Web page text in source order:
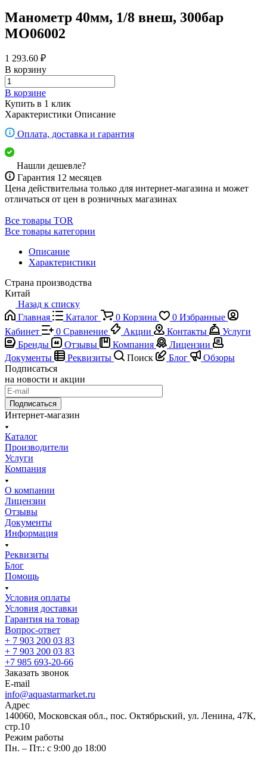
Манометр 40мм, 1/8 внеш, 300бар
MO06002
1 293.60 ₽
В корзину
В корзине
Купить в 1 клик
Характеристики Описание
Оплата, доставка и гарантия
Нашли дешевле?
Гарантия 12 месяцев
Цена действительна только для интернет-магазина и может
отличаться от цен в розничных магазинах
Все товары TOR
Все товары категории
Описание
Характеристики
Страна производства
Китай
Назад к списку
Главная
Каталог 0 Корзина 0 Избранные
Кабинет
0 Сравнение Акции Контакты
Услуги
Бренды
Отзывы Компания
Лицензии
Документы
Реквизиты Поиск Блог
Обзоры
Подписаться
на новости и акции
Подписаться
Интернет-магазин
Каталог
Производители
Услуги
Компания
О компании
Лицензии
Отзывы
Документы
Информация
Реквизиты
Блог
Помощь
Условия оплаты
Условия доставки
Гарантия на товар
Вопрос-ответ
+ 7 903 200 03 83
+ 7 903 200 03 83
+7 985 693-20-66
Заказать звонок
E-mail
info@aquastarmarket.ru
Адрес
140060, Московская обл., пос. Октябрьский, ул. Ленина, 47К,
стр.10
Режим работы
Пн. – Пт.: с 9:00 до 18:00